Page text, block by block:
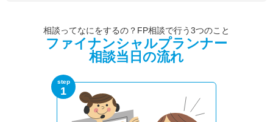
相談ってなにをするの？FP相談で行う3つのこと
ファイナンシャルプランナー
相談当日の流れ
step
1